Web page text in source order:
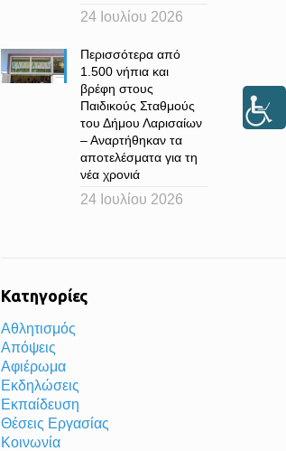
24 Ιουλίου 2026
Περισσότερα από
1.500 νήπια και
βρέφη στους
Παιδικούς Σταθμούς
του Δήμου Λαρισαίων
– Αναρτήθηκαν τα
αποτελέσματα για τη
νέα χρονιά
24 Ιουλίου 2026
Κατηγορίες
Αθλητισμός
Απόψεις
Αφιέρωμα
Εκδηλώσεις
Εκπαίδευση
Θέσεις Εργασίας
Κοινωνία